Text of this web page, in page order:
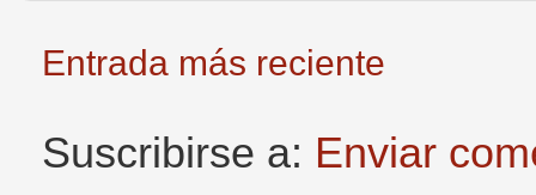
Entrada más reciente
Suscribirse a: Enviar